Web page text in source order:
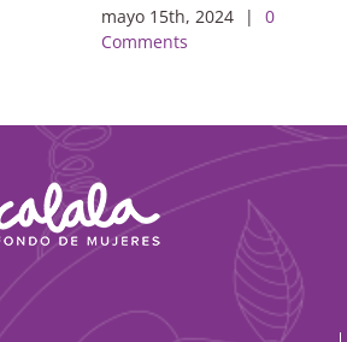
mayo 15th, 2024 |
0
Comments